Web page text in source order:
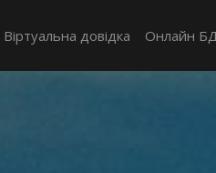
Віртуальна довідка Онлайн